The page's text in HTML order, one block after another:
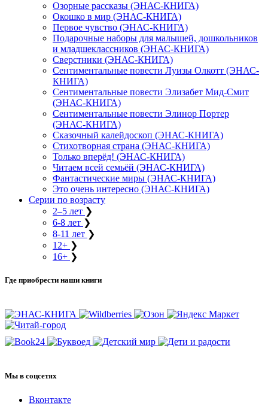
Озорные рассказы (ЭНАС-КНИГА)
Окошко в мир (ЭНАС-КНИГА)
Первое чувство (ЭНАС-КНИГА)
Подарочные наборы для малышей, дошкольников
и младшеклассников (ЭНАС-КНИГА)
Сверстники (ЭНАС-КНИГА)
Сентиментальные повести Луизы Олкотт (ЭНАС-
КНИГА)
Сентиментальные повести Элизабет Мид-Смит
(ЭНАС-КНИГА)
Сентиментальные повести Элинор Портер
(ЭНАС-КНИГА)
Сказочный калейдоскоп (ЭНАС-КНИГА)
Стихотворная страна (ЭНАС-КНИГА)
Только вперёд! (ЭНАС-КНИГА)
Читаем всей семьёй (ЭНАС-КНИГА)
Фантастические миры (ЭНАС-КНИГА)
Это очень интересно (ЭНАС-КНИГА)
Серии по возрасту
2–5 лет ❯
6-8 лет ❯
8-11 лет ❯
12+ ❯
16+ ❯
Где приобрести наши книги
Мы в соцсетях
Вконтакте